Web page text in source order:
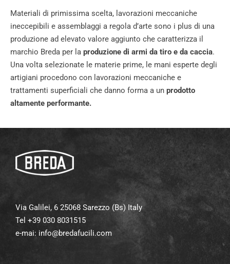
Materiali di primissima scelta, lavorazioni meccaniche
ineccepibili e assemblaggi a regola d’arte sono i plus di una
produzione ad elevato valore aggiunto che caratterizza il
marchio Breda per la produzione di armi da tiro e da caccia.
Una volta selezionate le materie prime, le mani esperte degli
artigiani procedono con lavorazioni meccaniche e
trattamenti superficiali che danno forma a un prodotto
altamente performante.
Via Galilei, 6 25068 Sarezzo (Bs) Italy
Tel +39 030 8031515
e-mai: info@bredafucili.com